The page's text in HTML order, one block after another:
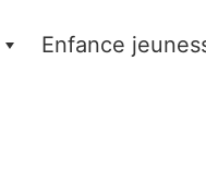
Enfance